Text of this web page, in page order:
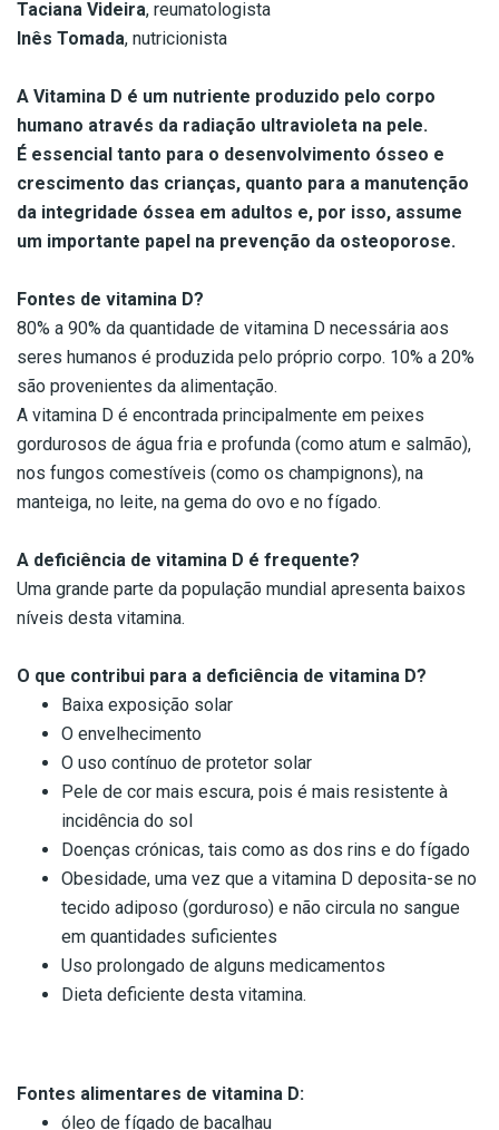
Taciana Videira, reumatologista
Inês Tomada, nutricionista
A Vitamina D é um nutriente produzido pelo corpo
humano através da radiação ultravioleta na pele.
É essencial tanto para o desenvolvimento ósseo e
crescimento das crianças, quanto para a manutenção
da integridade óssea em adultos e, por isso, assume
um importante papel na prevenção da osteoporose.
Fontes de vitamina D?
80% a 90% da quantidade de vitamina D necessária aos
seres humanos é produzida pelo próprio corpo. 10% a 20%
são provenientes da alimentação.
A vitamina D é encontrada principalmente em peixes
gordurosos de água fria e profunda (como atum e salmão),
nos fungos comestíveis (como os champignons), na
manteiga, no leite, na gema do ovo e no fígado.
A deficiência de vitamina D é frequente?
Uma grande parte da população mundial apresenta baixos
níveis desta vitamina.
O que contribui para a deficiência de vitamina D?
Baixa exposição solar
O envelhecimento
O uso contínuo de protetor solar
Pele de cor mais escura, pois é mais resistente à
incidência do sol
Doenças crónicas, tais como as dos rins e do fígado
Obesidade, uma vez que a vitamina D deposita-se no
tecido adiposo (gorduroso) e não circula no sangue
em quantidades suficientes
Uso prolongado de alguns medicamentos
Dieta deficiente desta vitamina.
Fontes alimentares de vitamina D:
óleo de fígado de bacalhau